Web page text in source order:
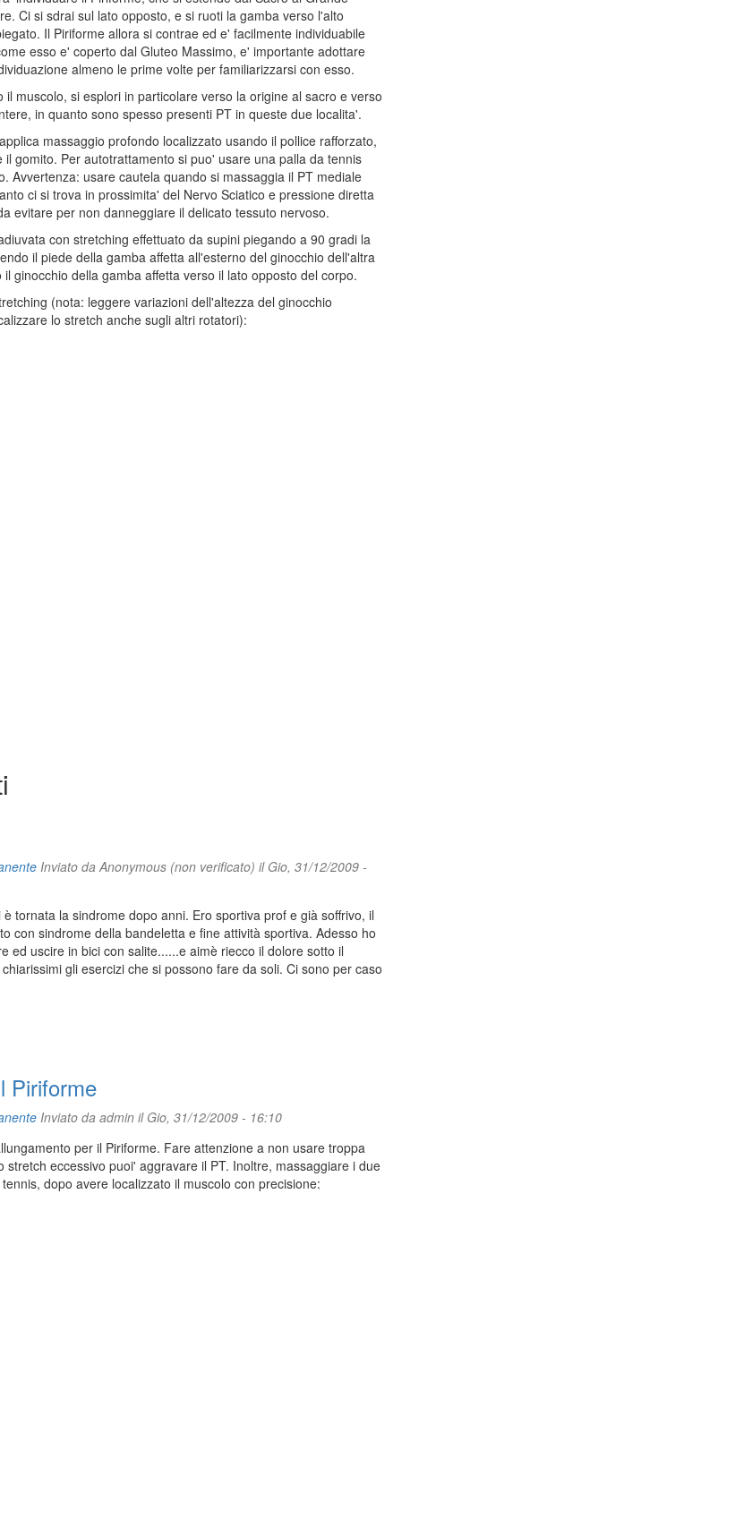
Ci si sdrai sul lato opposto, e si ruoti la gamba verso l'alto
Il Piriforme allora si contrae ed e' facilmente individuabile
esso e' coperto dal Gluteo Massimo, e' importante adottare
almeno le prime volte per familiarizzarsi con esso.
il muscolo, si esplori in particolare verso la origine al sacro e verso
in quanto sono spesso presenti PT in queste due localita'.
massaggio profondo localizzato usando il pollice rafforzato,
il gomito. Per autotrattamento si puo' usare una palla da tennis
Avvertenza: usare cautela quando si massaggia il PT mediale
ci si trova in prossimita' del Nervo Sciatico e pressione diretta
evitare per non danneggiare il delicato tessuto nervoso.
con stretching effettuato da supini piegando a 90 gradi la
il piede della gamba affetta all'esterno del ginocchio dell'altra
ginocchio della gamba affetta verso il lato opposto del corpo.
(nota: leggere variazioni dell'altezza del ginocchio
lo stretch anche sugli altri rotatori):
Inviato daAnonymous (non verificato) il Gio, 31/12/2009 -
tornata la sindrome dopo anni. Ero sportiva prof e già soffrivo, il
con sindrome della bandeletta e fine attività sportiva. Adesso ho
ed uscire in bici con salite......e aimè riecco il dolore sotto il
gli esercizi che si possono fare da soli. Ci sono per caso
Piriforme
Inviato da adminil Gio, 31/12/2009 - 16:10
per il Piriforme. Fare attenzione a non usare troppa
stretch eccessivo puoi' aggravare il PT. Inoltre, massaggiare i due
dopo avere localizzato il muscolo con precisione: